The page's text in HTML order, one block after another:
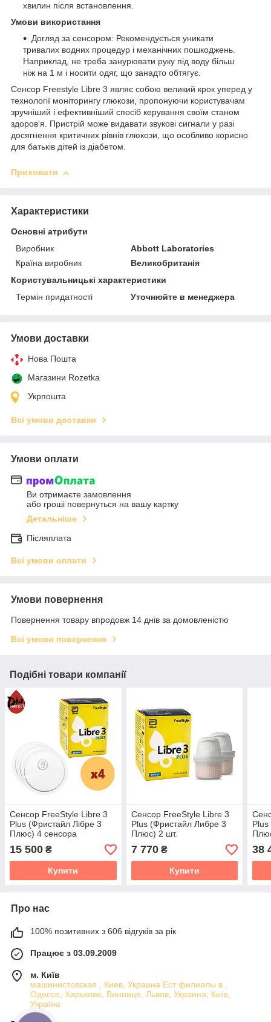
хвилин після встановлення.
Умови використання
Догляд за сенсором: Рекомендується уникати
тривалих водних процедур і механічних пошкоджень.
Наприклад, не треба занурювати руку під воду більш
ніж на 1 м і носити одяг, що занадто обтягує.
Сенсор Freestyle Libre 3 являє собою великий крок уперед у
технології моніторингу глюкози, пропонуючи користувачам
зручніший і ефективніший спосіб керування своїм станом
здоров'я. Пристрій може видавати звукові сигнали у разі
досягнення критичних рівнів глюкози, що особливо корисно
для батьків дітей із діабетом.
Приховати
Характеристики
Основні атрибути
Виробник
Abbott Laboratories
Країна виробник
Великобританія
Користувальницькі характеристики
Термін придатності
Уточнюйте в менеджера
Умови доставки
Нова Пошта
Магазини Rozetka
Укрпошта
Всі умови доставки
Умови оплати
Ви отримаєте замовлення
або гроші повернуться на вашу картку
Детальніше
Післяплата
Всі умови оплати
Умови повернення
Повернення товару впродовж 14 днів за домовленістю
Всі умови повернення
Подібні товари компанії
Сенсор FreeStyle Libre 3
Plus (Фристайл Лібре 3
Плюс) 4 сенсора
15 500 ₴
Купити
Сенсор FreeStyle Libre 3
Plus (Фристайл Либре 3
Плюс) 2 шт.
7 770₴
Купити
Plus
38
Про нас
100% позитивних з 606 відгуків за рік
Працює з 03.09.2009
м. Київ
машинистовская , Киев, Украина Ест филиалы в ,
Одессе, Харькове, Виннице, Львов, Украина, Київ,
Україна